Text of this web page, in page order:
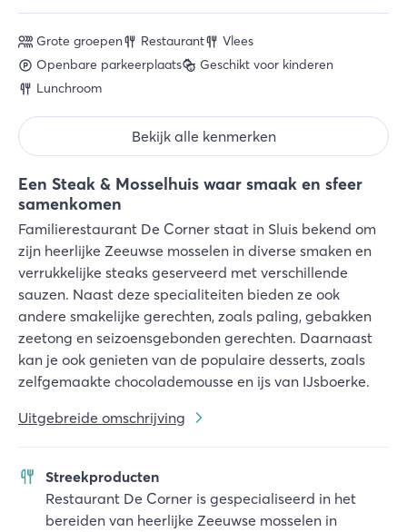
Een Steak & Mosselhuis waar smaak en sfeer
samenkomen
Familierestaurant De Corner staat in Sluis bekend om
zijn heerlijke Zeeuwse mosselen in diverse smaken en
verrukkelijke steaks geserveerd met verschillende
sauzen. Naast deze specialiteiten bieden ze ook
andere smakelijke gerechten, zoals paling, gebakken
zeetong en seizoensgebonden gerechten. Daarnaast
kan je ook genieten van de populaire desserts, zoals
zelfgemaakte chocolademousse en ijs van IJsboerke.
Uitgebreide omschrijving
Streekproducten
Restaurant De Corner is gespecialiseerd in het
bereiden van heerlijke Zeeuwse mosselen in
Grote groepen Restaurant
Vlees
Openbare parkeerplaats
Geschikt voor kinderen
Lunchroom
Bekijk alle kenmerken